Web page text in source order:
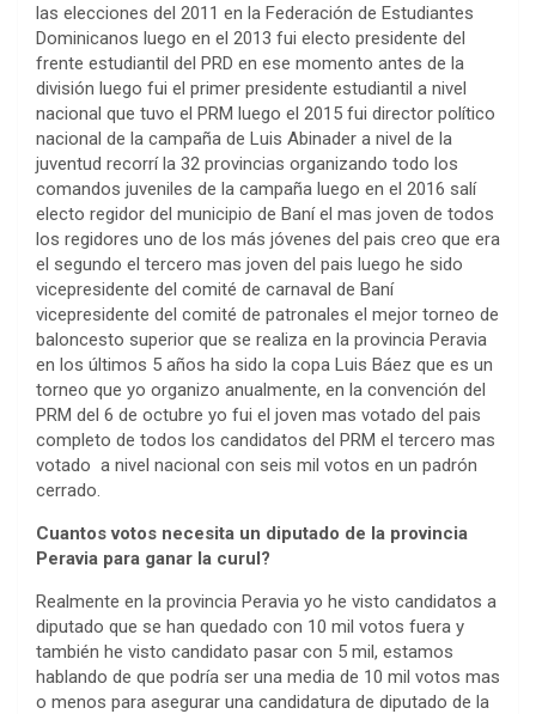
las elecciones del 2011 en la Federación de Estudiantes
Dominicanos luego en el 2013 fui electo presidente del
frente estudiantil del PRD en ese momento antes de la
división luego fui el primer presidente estudiantil a nivel
nacional que tuvo el PRM luego el 2015 fui director político
nacional de la campaña de Luis Abinader a nivel de la
juventud recorrí la 32 provincias organizando todo los
comandos juveniles de la campaña luego en el 2016 salí
electo regidor del municipio de Baní el mas joven de todos
los regidores uno de los más jóvenes del pais creo que era
el segundo el tercero mas joven del pais luego he sido
vicepresidente del comité de carnaval de Baní
vicepresidente del comité de patronales el mejor torneo de
baloncesto superior que se realiza en la provincia Peravia
en los últimos 5 años ha sido la copa Luis Báez que es un
torneo que yo organizo anualmente, en la convención del
PRM del 6 de octubre yo fui el joven mas votado del pais
completo de todos los candidatos del PRM el tercero mas
votado a nivel nacional con seis mil votos en un padrón
cerrado.
Cuantos votos necesita un diputado de la provincia
Peravia para ganar la curul?
Realmente en la provincia Peravia yo he visto candidatos a
diputado que se han quedado con 10 mil votos fuera y
también he visto candidato pasar con 5 mil, estamos
hablando de que podría ser una media de 10 mil votos mas
o menos para asegurar una candidatura de diputado de la